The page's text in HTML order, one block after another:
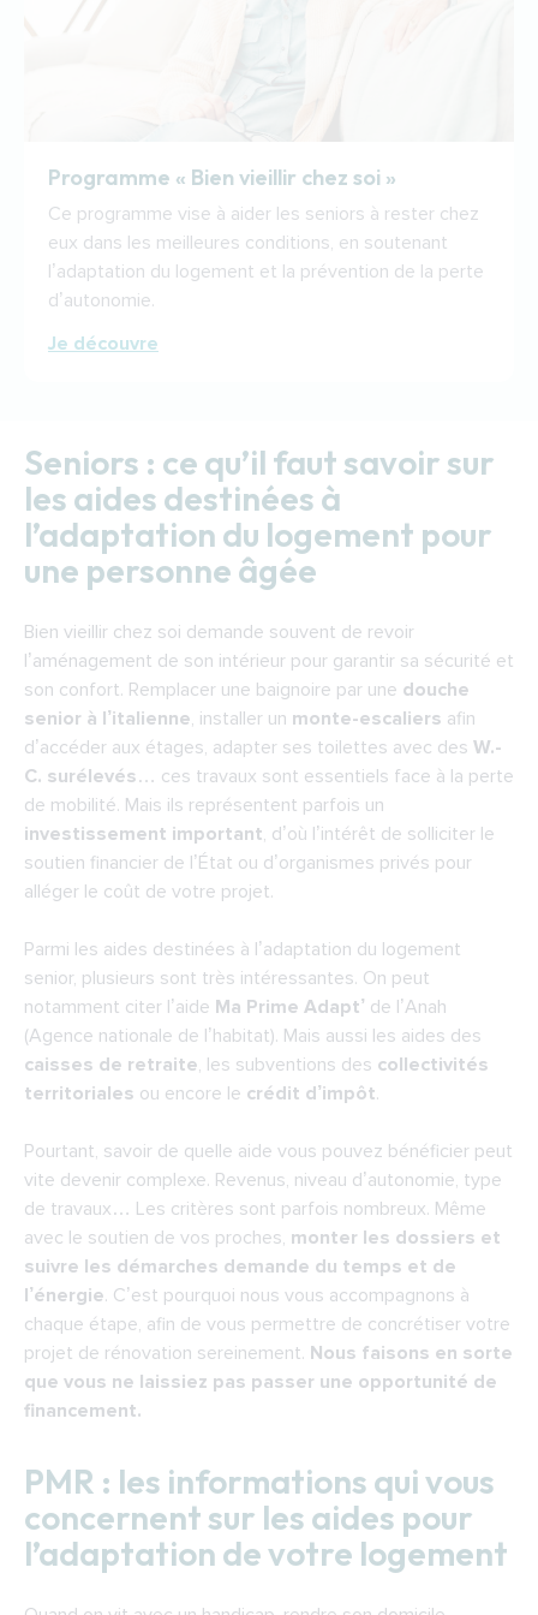
Programme « Bien vieillir chez soi »
Ce programme vise à aider les seniors à rester chez
eux dans les meilleures conditions, en soutenant
l’adaptation du logement et la prévention de la perte
d’autonomie.
Je découvre
Seniors : ce qu’il faut savoir sur
les aides destinées à
l’adaptation du logement pour
une personne âgée
Bien vieillir chez soi demande souvent de revoir
l’aménagement de son intérieur pour garantir sa sécurité et
son confort. Remplacer une baignoire par une douche
senior à l’italienne, installer un monte-escaliers afin
d’accéder aux étages, adapter ses toilettes avec des W.-
C. surélevés… ces travaux sont essentiels face à la perte
investissement important, d’où l’intérêt de solliciter le
soutien financier de l’État ou d’organismes privés pour
alléger le coût de votre projet.
Parmi les aides destinées à l’adaptation du logement
senior, plusieurs sont très intéressantes. On peut
notamment citer l’aide Ma Prime Adapt’ de l’Anah
caisses de retraite, les subventions des collectivités
territoriales ou encore le crédit d’impôt.
Pourtant, savoir de quelle aide vous pouvez bénéficier peut
vite devenir complexe. Revenus, niveau d’autonomie, type
de travaux… Les critères sont parfois nombreux. Même
avec le soutien de vos proches, monter les dossiers et
suivre les démarches demande du temps et de
l’énergie. C’est pourquoi nous vous accompagnons à
chaque étape, afin de vous permettre de concrétiser votre
projet de rénovation sereinement. Nous faisons en sorte
que vous ne laissiez pas passer une opportunité de
financement.
PMR : les informations qui vous
concernent sur les aides pour
l’adaptation de votre logement